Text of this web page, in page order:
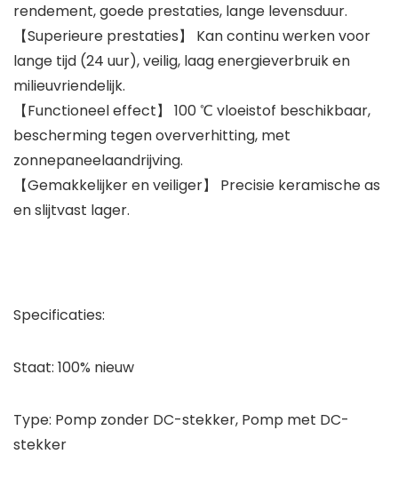
rendement, goede prestaties, lange levensduur.
【Superieure prestaties】 Kan continu werken voor
lange tijd (24 uur), veilig, laag energieverbruik en
milieuvriendelijk.
【Functioneel effect】 100 ℃ vloeistof beschikbaar,
bescherming tegen oververhitting, met
zonnepaneelaandrijving.
【Gemakkelijker en veiliger】 Precisie keramische as
en slijtvast lager.
Specificaties:
Staat: 100% nieuw
Type: Pomp zonder DC-stekker, Pomp met DC-
stekker